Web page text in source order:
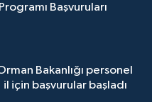
Başvuruları
Bakanlığı personel
il için başvurular başladı